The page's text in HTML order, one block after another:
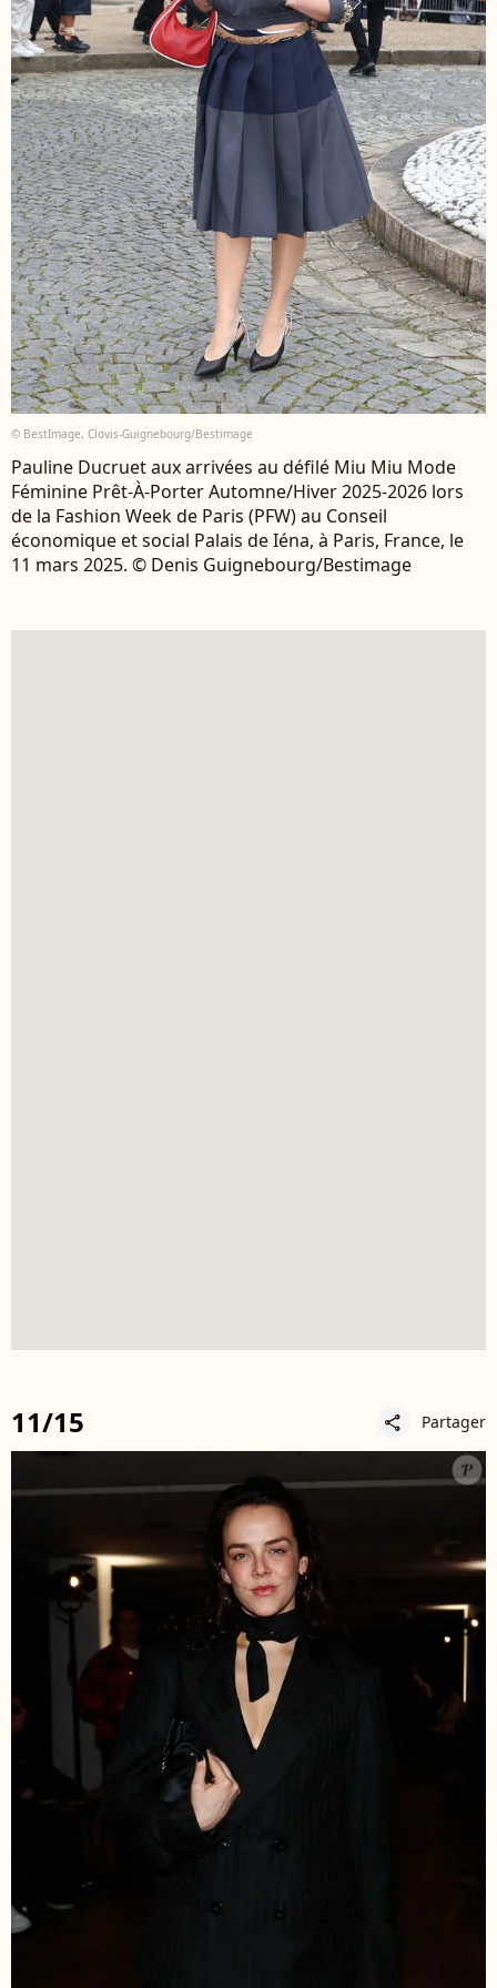
© BestImage, Clovis-Guignebourg/Bestimage
Pauline Ducruet aux arrivées au défilé Miu Miu Mode
Féminine Prêt-À-Porter Automne/Hiver 2025-2026 lors
de la Fashion Week de Paris (PFW) au Conseil
économique et social Palais de Iéna, à Paris, France, le
11 mars 2025. © Denis Guignebourg/Bestimage
11/15 share Partager